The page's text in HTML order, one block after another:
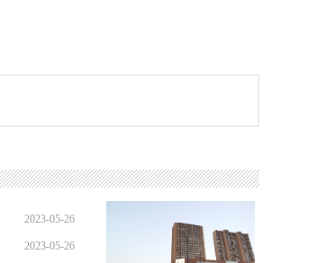
2023-05-26
09:42:33
2023-05-26